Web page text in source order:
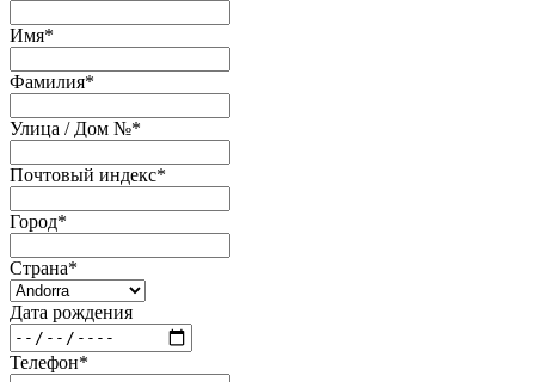
Имя*
Фамилия*
Улица / Дом №*
Почтовый индекс*
Город*
Страна*
Дата рождения
Телефон*